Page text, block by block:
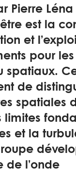
Pierre Léna
est la
et
pour
spatiaux.
de
spatiales
limites
et la
de l’onde